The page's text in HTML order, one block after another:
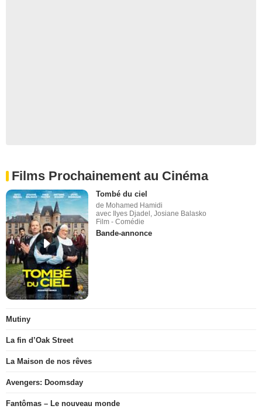
Films Prochainement au Cinéma
Tombé du ciel
de Mohamed Hamidi
avec Ilyes Djadel, Josiane Balasko
Film - Comédie
Bande-annonce
Mutiny
La fin d’Oak Street
La Maison de nos rêves
Avengers: Doomsday
Fantômas – Le nouveau monde